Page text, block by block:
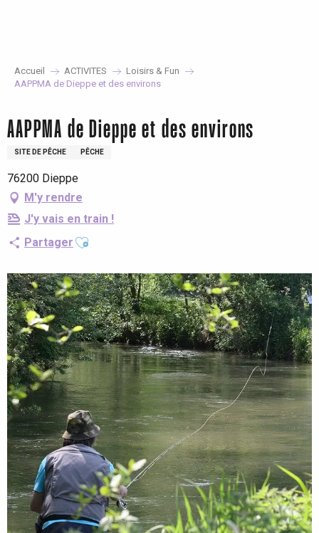
Accueil ACTIVITES
Loisirs & Fun
AAPPMA de Dieppe et des environs
AAPPMA de Dieppe et des environs
SITE DE PÊCHE PÊCHE
76200 Dieppe
M'y rendre
J'y vais en train !
Partager Ajouter aux favoris